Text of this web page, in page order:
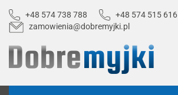
+48 574 738 788 +48 574 515 616
zamowienia@dobremyjki.pl